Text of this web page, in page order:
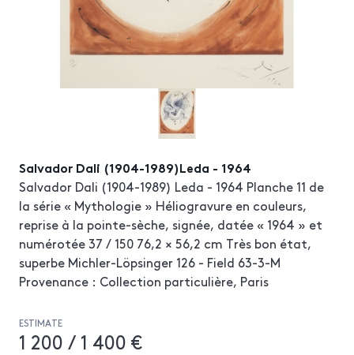
Salvador Dali (1904-1989)Leda - 1964
Salvador Dali (1904-1989) Leda - 1964 Planche 11 de
la série « Mythologie » Héliogravure en couleurs,
reprise à la pointe-sèche, signée, datée « 1964 » et
numérotée 37 / 150 76,2 × 56,2 cm Très bon état,
superbe Michler-Löpsinger 126 - Field 63-3-M
Provenance : Collection particulière, Paris
ESTIMATE
1 200 / 1 400 €